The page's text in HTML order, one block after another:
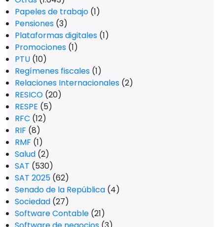
Papeles de trabajo (1)
Pensiones (3)
Plataformas digitales (1)
Promociones (1)
PTU (10)
Regímenes fiscales (1)
Relaciones Internacionales (2)
RESICO (20)
RESPE (5)
RFC (12)
RIF (8)
RMF (1)
Salud (2)
SAT (530)
SAT 2025 (62)
Senado de la República (4)
Sociedad (27)
Software Contable (21)